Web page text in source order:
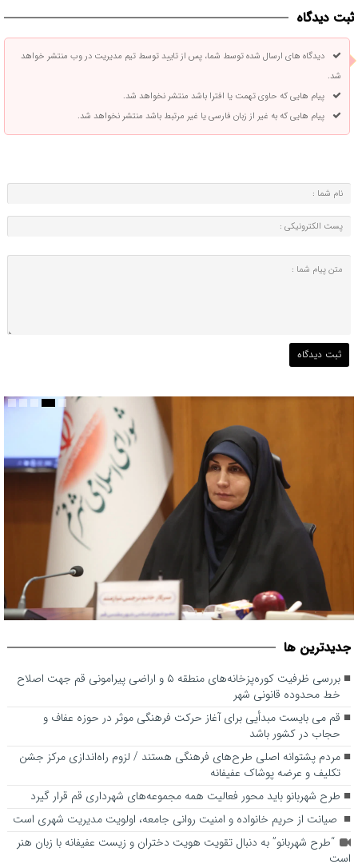
ثبت دیدگاه
دیدگاه های ارسال شده توسط شما، پس از تایید توسط تیم مدیریت در وب منتشر خواهد
شد.
پیام هایی که حاوی تهمت یا افترا باشد منتشر نخواهد شد.
پیام هایی که به غیر از زبان فارسی یا غیر مرتبط باشد منتشر نخواهد شد.
حجاب در کشور باشد
جديدترين ها
بررسی ظرفیت کوره‌پزخانه‌های منطقه ۵ و اراضی پیرامونی قم جهت اصلاح
خط محدوده قانونی شهر
قم می بایست مبدأیی برای آغاز حرکت فرهنگی موثر در حوزه عفاف و
حجاب در کشور باشد
مردم پشتوانه اصلی طرح‌های فرهنگی هستند / لزوم راه‌اندازی مرکز جشن
تکلیف و عرضه پوشاک عفیفانه
طرح شهربانو باید محور فعالیت همه مجموعه‌های شهرداری قم قرار گیرد
صیانت از حریم خانواده و امنیت روانی جامعه، اولویت مدیریت شهری است
“طرح شهربانو” به دنبال تقویت هویت دختران و زیست عفیفانه با زبان هنر
است